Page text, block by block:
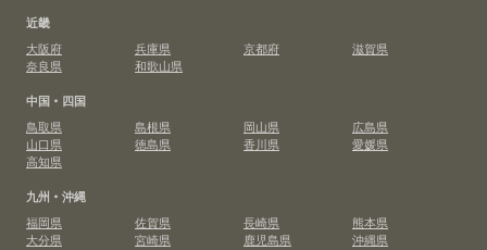
近畿
大阪府
兵庫県 京都府
滋賀県
奈良県
和歌山県
中国・四国
鳥取県
島根県 岡山県
広島県
山口県
徳島県 香川県
愛媛県
高知県
九州・沖縄
福岡県
佐賀県 長崎県
熊本県
大分県
宮崎県 鹿児島県 沖縄県